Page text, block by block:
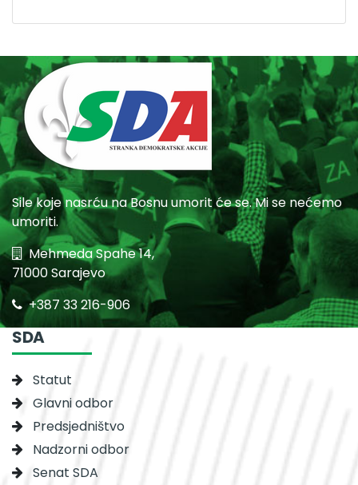
Sile koje nasrću na Bosnu umorit će se. Mi se nećemo
umoriti.
Mehmeda Spahe 14,
71000 Sarajevo
+387 33 216-906
SDA
Statut
Glavni odbor
Predsjedništvo
Nadzorni odbor
Senat SDA